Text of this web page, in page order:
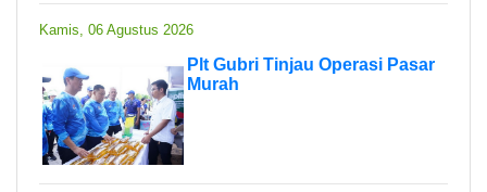
Kamis, 06 Agustus 2026
Plt Gubri Tinjau Operasi Pasar
Murah